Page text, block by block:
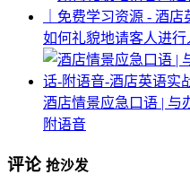
如何礼貌地请客人进行
酒店情景应急口语 | 与
附语音
评论 抢沙发